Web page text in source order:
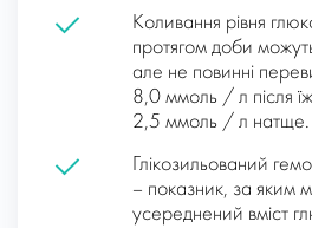
Коливання рівня
протягом доби
але не повинні
8,0 ммоль / л після
2,5 ммоль / л натще.
Глікозильований
– показник, за яким
усереднений вміст